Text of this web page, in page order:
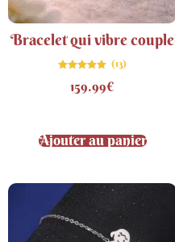
Bracelet qui vibre couple
4.92
sur 5
(13)
159.99€
Ajouter au panier